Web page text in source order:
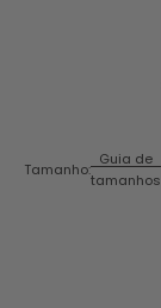
Tamanho:
Guia de
tamanhos